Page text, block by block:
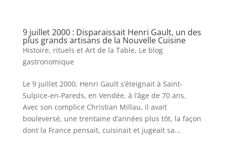
9 juillet 2000 : Disparaissait Henri Gault, un des
plus grands artisans de la Nouvelle Cuisine
Histoire, rituels et Art de la Table, Le blog
gastronomique
Le 9 juillet 2000, Henri Gault s’éteignait à Saint-
Sulpice-en-Pareds, en Vendée, à l’âge de 70 ans.
Avec son complice Christian Millau, il avait
bouleversé, une trentaine d’années plus tôt, la façon
dont la France pensait, cuisinait et jugeait sa...